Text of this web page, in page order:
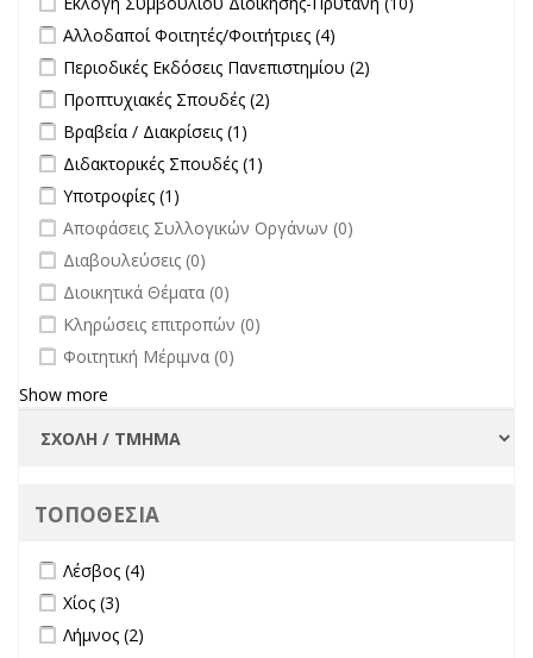
Apply Αλλοδαποί Φοιτητές/Φοιτήτριες filter
Αλλοδαποί Φοιτητές/Φοιτήτριες (4)
filter
Apply Περιοδικές Εκδόσεις Πανεπιστημίου filter
Περιοδικές Εκδόσεις Πανεπιστημίου (2)
Apply Προπτυχιακές Σπουδές filter
Προπτυχιακές Σπουδές (2)
Apply Βραβεία / Διακρίσεις filter
Βραβεία / Διακρίσεις (1)
Apply Διδακτορικές Σπουδές filter
Διδακτορικές Σπουδές (1)
Apply Υποτροφίες filter
Υποτροφίες (1)
undefined
Αποφάσεις Συλλογικών Οργάνων (0)
undefined
Διαβουλεύσεις (0)
undefined
Διοικητικά Θέματα (0)
undefined
Κληρώσεις επιτροπών (0)
undefined
Φοιτητική Μέριμνα (0)
Show more
ΤΟΠΟΘΕΣΙΑ
Apply Λέσβος filter
Λέσβος (4)
Apply Χίος filter
Χίος (3)
Apply Λήμνος filter
Λήμνος (2)